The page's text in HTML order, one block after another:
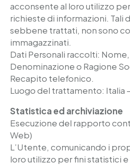
acconsente al loro utilizzo
richieste di informazioni. Tali
sebbene trattati, non sono
immagazzinati.
Dati Personali raccolti:
Denominazione o Ragione
Recapito telefonico.
Luogo del trattamento: Italia
Statistica ed archiviazione
Esecuzione del rapporto
Web)
L’Utente, comunicando i
loro utilizzo per fini statistici e